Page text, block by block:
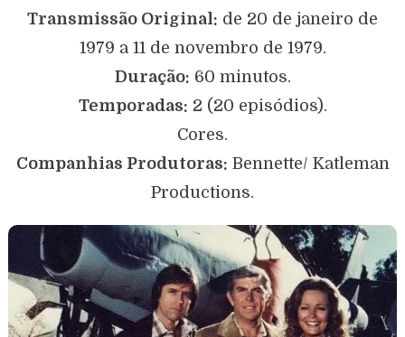
Transmissão Original: de 20 de janeiro de
1979 a 11 de novembro de 1979.
Duração: 60 minutos.
Temporadas: 2 (20 episódios).
Cores.
Companhias Produtoras: Bennette/ Katleman
Productions.